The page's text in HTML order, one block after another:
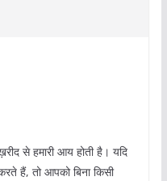
से हमारी आय होती है। यदि
हैं, तो आपको बिना किसी